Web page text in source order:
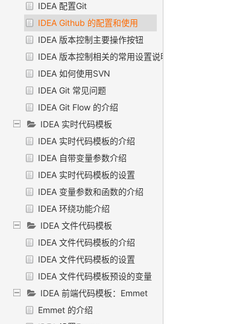
IDEA 配置Git
IDEA Github 的配置和使用
IDEA 版本控制主要操作按钮
IDEA 版本控制相关的常用设置说明
IDEA 如何使用SVN
IDEA Git 常见问题
IDEA Git Flow 的介绍
IDEA 实时代码模板
IDEA 实时代码模板的介绍
IDEA 自带变量参数介绍
IDEA 实时代码模板的设置
IDEA 变量参数和函数的介绍
IDEA 环绕功能介绍
IDEA 文件代码模板
IDEA 文件代码模板的介绍
IDEA 文件代码模板的设置
IDEA 文件代码模板预设的变量
IDEA 前端代码模板：Emmet
Emmet 的介绍